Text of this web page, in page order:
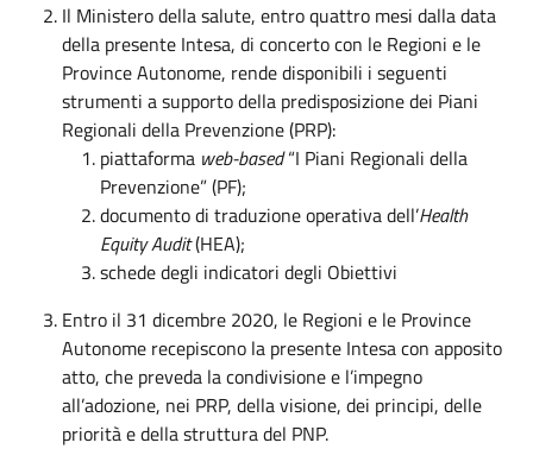
Il Ministero della salute, entro quattro mesi dalla data
della presente Intesa, di concerto con le Regioni e le
Province Autonome, rende disponibili i seguenti
strumenti a supporto della predisposizione dei Piani
Regionali della Prevenzione (PRP):
piattaforma web-based“I Piani Regionali della
Prevenzione” (PF);
documento di traduzione operativa dell’Health
Equity Audit(HEA);
schede degli indicatori degli Obiettivi
Entro il 31 dicembre 2020, le Regioni e le Province
Autonome recepiscono la presente Intesa con apposito
atto, che preveda la condivisione e l’impegno
all’adozione, nei PRP, della visione, dei principi, delle
priorità e della struttura del PNP.